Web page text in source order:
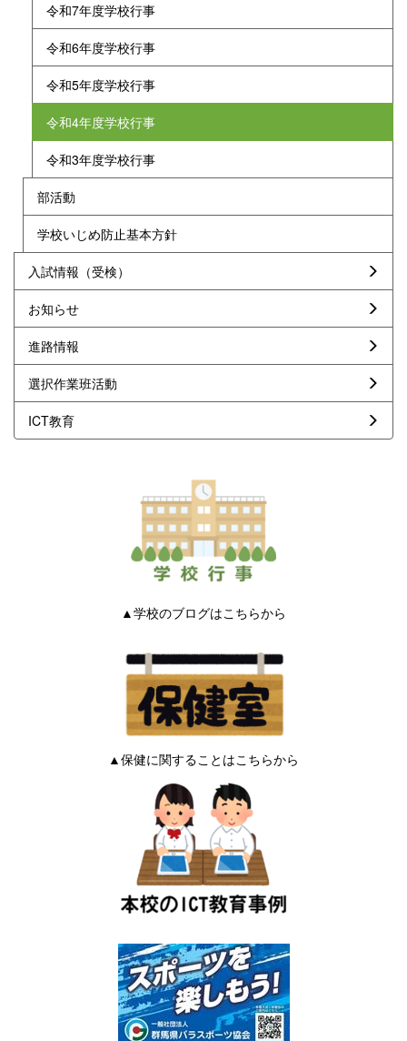
令和7年度学校行事
令和6年度学校行事
令和5年度学校行事
令和4年度学校行事
令和3年度学校行事
部活動
学校いじめ防止基本方針
入試情報（受検）
お知らせ
進路情報
選択作業班活動
ICT教育
▲学校のブログはこちらから
▲保健に関することはこちらから